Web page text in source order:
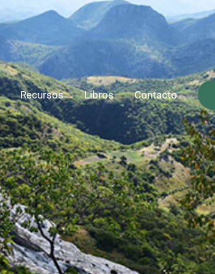
Recursos Libros Contacto